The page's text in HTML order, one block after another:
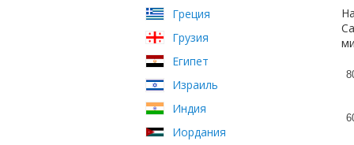
Греция
Грузия
Египет
Израиль
Индия
Иордания